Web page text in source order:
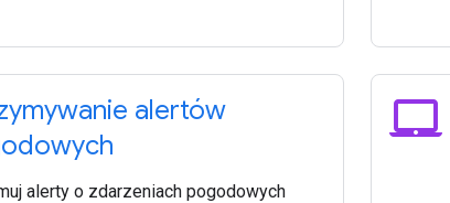
alertów
alerty o zdarzeniach pogodowych
laptop_mac